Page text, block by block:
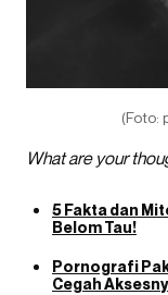
(Foto:
What are your
5 Fakta dan
Belom Tau!
Pornografi
Cegah